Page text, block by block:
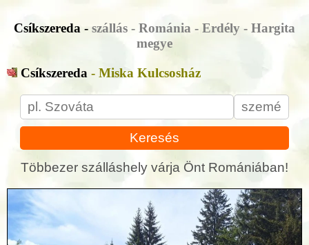
Csíkszereda - szállás - Románia - Erdély - Hargita
megye
Csíkszereda - Miska Kulcsosház
Keresés
Többezer szálláshely várja Önt Romániában!